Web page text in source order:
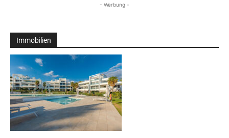
- Werbung -
Immobilien